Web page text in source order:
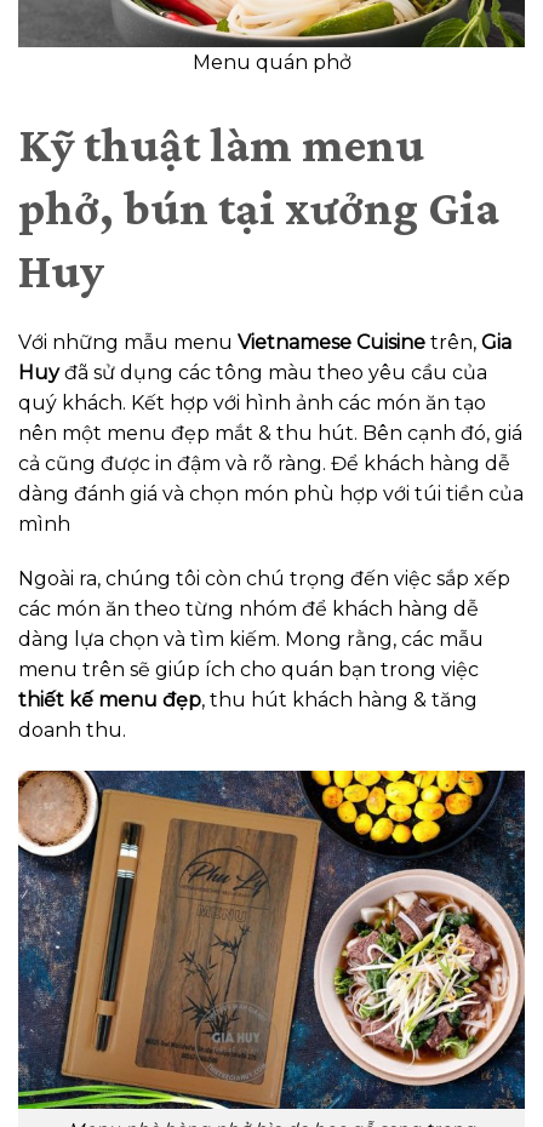
Menu quán phở
Kỹ thuật làm menu
phở, bún tại xưởng Gia
Huy
Với những mẫu menu Vietnamese Cuisine trên, Gia
Huyđã sử dụng các tông màu theo yêu cầu của
quý khách. Kết hợp với hình ảnh các món ăn tạo
nên một menu đẹp mắt & thu hút. Bên cạnh đó, giá
cả cũng được in đậm và rõ ràng. Để khách hàng dễ
dàng đánh giá và chọn món phù hợp với túi tiền của
mình
Ngoài ra, chúng tôi còn chú trọng đến việc sắp xếp
các món ăn theo từng nhóm để khách hàng dễ
dàng lựa chọn và tìm kiếm. Mong rằng, các mẫu
menu trên sẽ giúp ích cho quán bạn trong việc
thiết kế menu đẹp, thu hút khách hàng & tăng
doanh thu.